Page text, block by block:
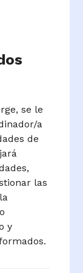
se le
a
de
las
y